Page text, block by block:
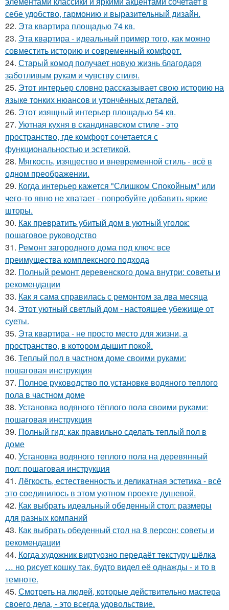
себе удобство, гармонию и выразительный дизайн.
22. Эта квартира площадью 74 кв.
23. Эта квартира - идеальный пример того, как можно
совместить историю и современный комфорт.
24. Старый комод получает новую жизнь благодаря
заботливым рукам и чувству стиля.
25. Этот интерьер словно рассказывает свою историю на
языке тонких нюансов и утончённых деталей.
26. Этот изящный интерьер площадью 54 кв.
27. Уютная кухня в скандинавском стиле - это
пространство, где комфорт сочетается с
функциональностью и эстетикой.
28. Мягкость, изящество и вневременной стиль - всё в
одном преображении.
29. Когда интерьер кажется "Слишком Спокойным" или
чего-то явно не хватает - попробуйте добавить яркие
шторы.
30. Как превратить убитый дом в уютный уголок:
пошаговое руководство
31. Ремонт загородного дома под ключ: все
преимущества комплексного подхода
32. Полный ремонт деревенского дома внутри: советы и
рекомендации
33. Как я сама справилась с ремонтом за два месяца
34. Этот уютный светлый дом - настоящее убежище от
суеты.
35. Эта квартира - не просто место для жизни, а
пространство, в котором дышит покой.
36. Теплый пол в частном доме своими руками:
пошаговая инструкция
37. Полное руководство по установке водяного теплого
пола в частном доме
38. Установка водяного тёплого пола своими руками:
пошаговая инструкция
39. Полный гид: как правильно сделать теплый пол в
доме
40. Установка водяного теплого пола на деревянный
пол: пошаговая инструкция
41. Лёгкость, естественность и деликатная эстетика - всё
это соединилось в этом уютном проекте душевой.
42. Как выбрать идеальный обеденный стол: размеры
для разных компаний
43. Как выбрать обеденный стол на 8 персон: советы и
рекомендации
44. Когда художник виртуозно передаёт текстуру шёлка
… но рисует кошку так, будто видел её однажды - и то в
темноте.
45. Смотреть на людей, которые действительно мастера
своего дела, - это всегда удовольствие.